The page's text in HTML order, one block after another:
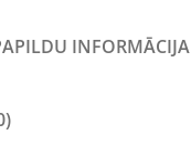
INFORMĀCIJA